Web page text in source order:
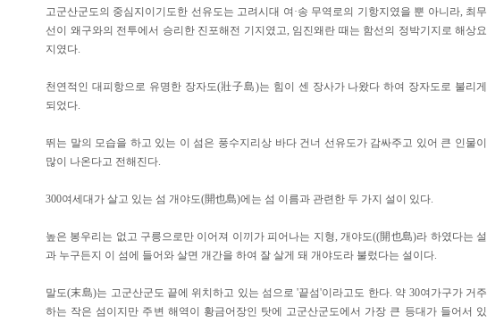
고군산군도의 중심지이기도한 선유도는 고려시대 여·송 무역로의 기항지였을 뿐 아니라, 최무
선이 왜구와의 전투에서 승리한 진포해전 기지였고, 임진왜란 때는 함선의 정박기지로 해상요
지였다.
천연적인 대피항으로 유명한 장자도(壯子島)는 힘이 센 장사가 나왔다 하여 장자도로 불리게
되었다.
뛰는 말의 모습을 하고 있는 이 섬은 풍수지리상 바다 건너 선유도가 감싸주고 있어 큰 인물이
많이 나온다고 전해진다.
300여세대가 살고 있는 섬 개야도(開也島)에는 섬 이름과 관련한 두 가지 설이 있다.
높은 봉우리는 없고 구릉으로만 이어져 이끼가 피어나는 지형, 개야도((開也島)라 하였다는 설
과 누구든지 이 섬에 들어와 살면 개간을 하여 잘 살게 돼 개야도라 불렀다는 설이다.
말도(末島)는 고군산군도 끝에 위치하고 있는 섬으로 '끝섬'이라고도 한다. 약 30여가구가 거주
하는 작은 섬이지만 주변 해역이 황금어장인 탓에 고군산군도에서 가장 큰 등대가 들어서 있